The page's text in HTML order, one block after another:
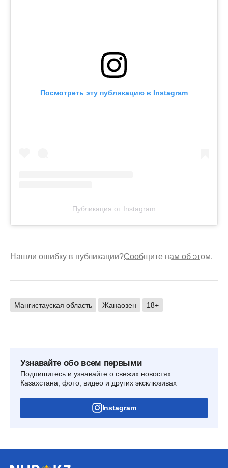
Посмотреть эту публикацию в Instagram
Публикация от Instagram
Нашли ошибку в публикации?Сообщите нам об этом.
Мангистауская область Жанаозен 18+
Узнавайте обо всем первыми
Подпишитесь и узнавайте о свежих новостях
Казахстана, фото, видео и других эксклюзивах
Instagram